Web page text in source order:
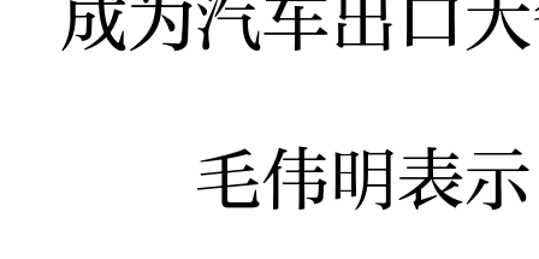
成为汽车出口
毛伟明表示